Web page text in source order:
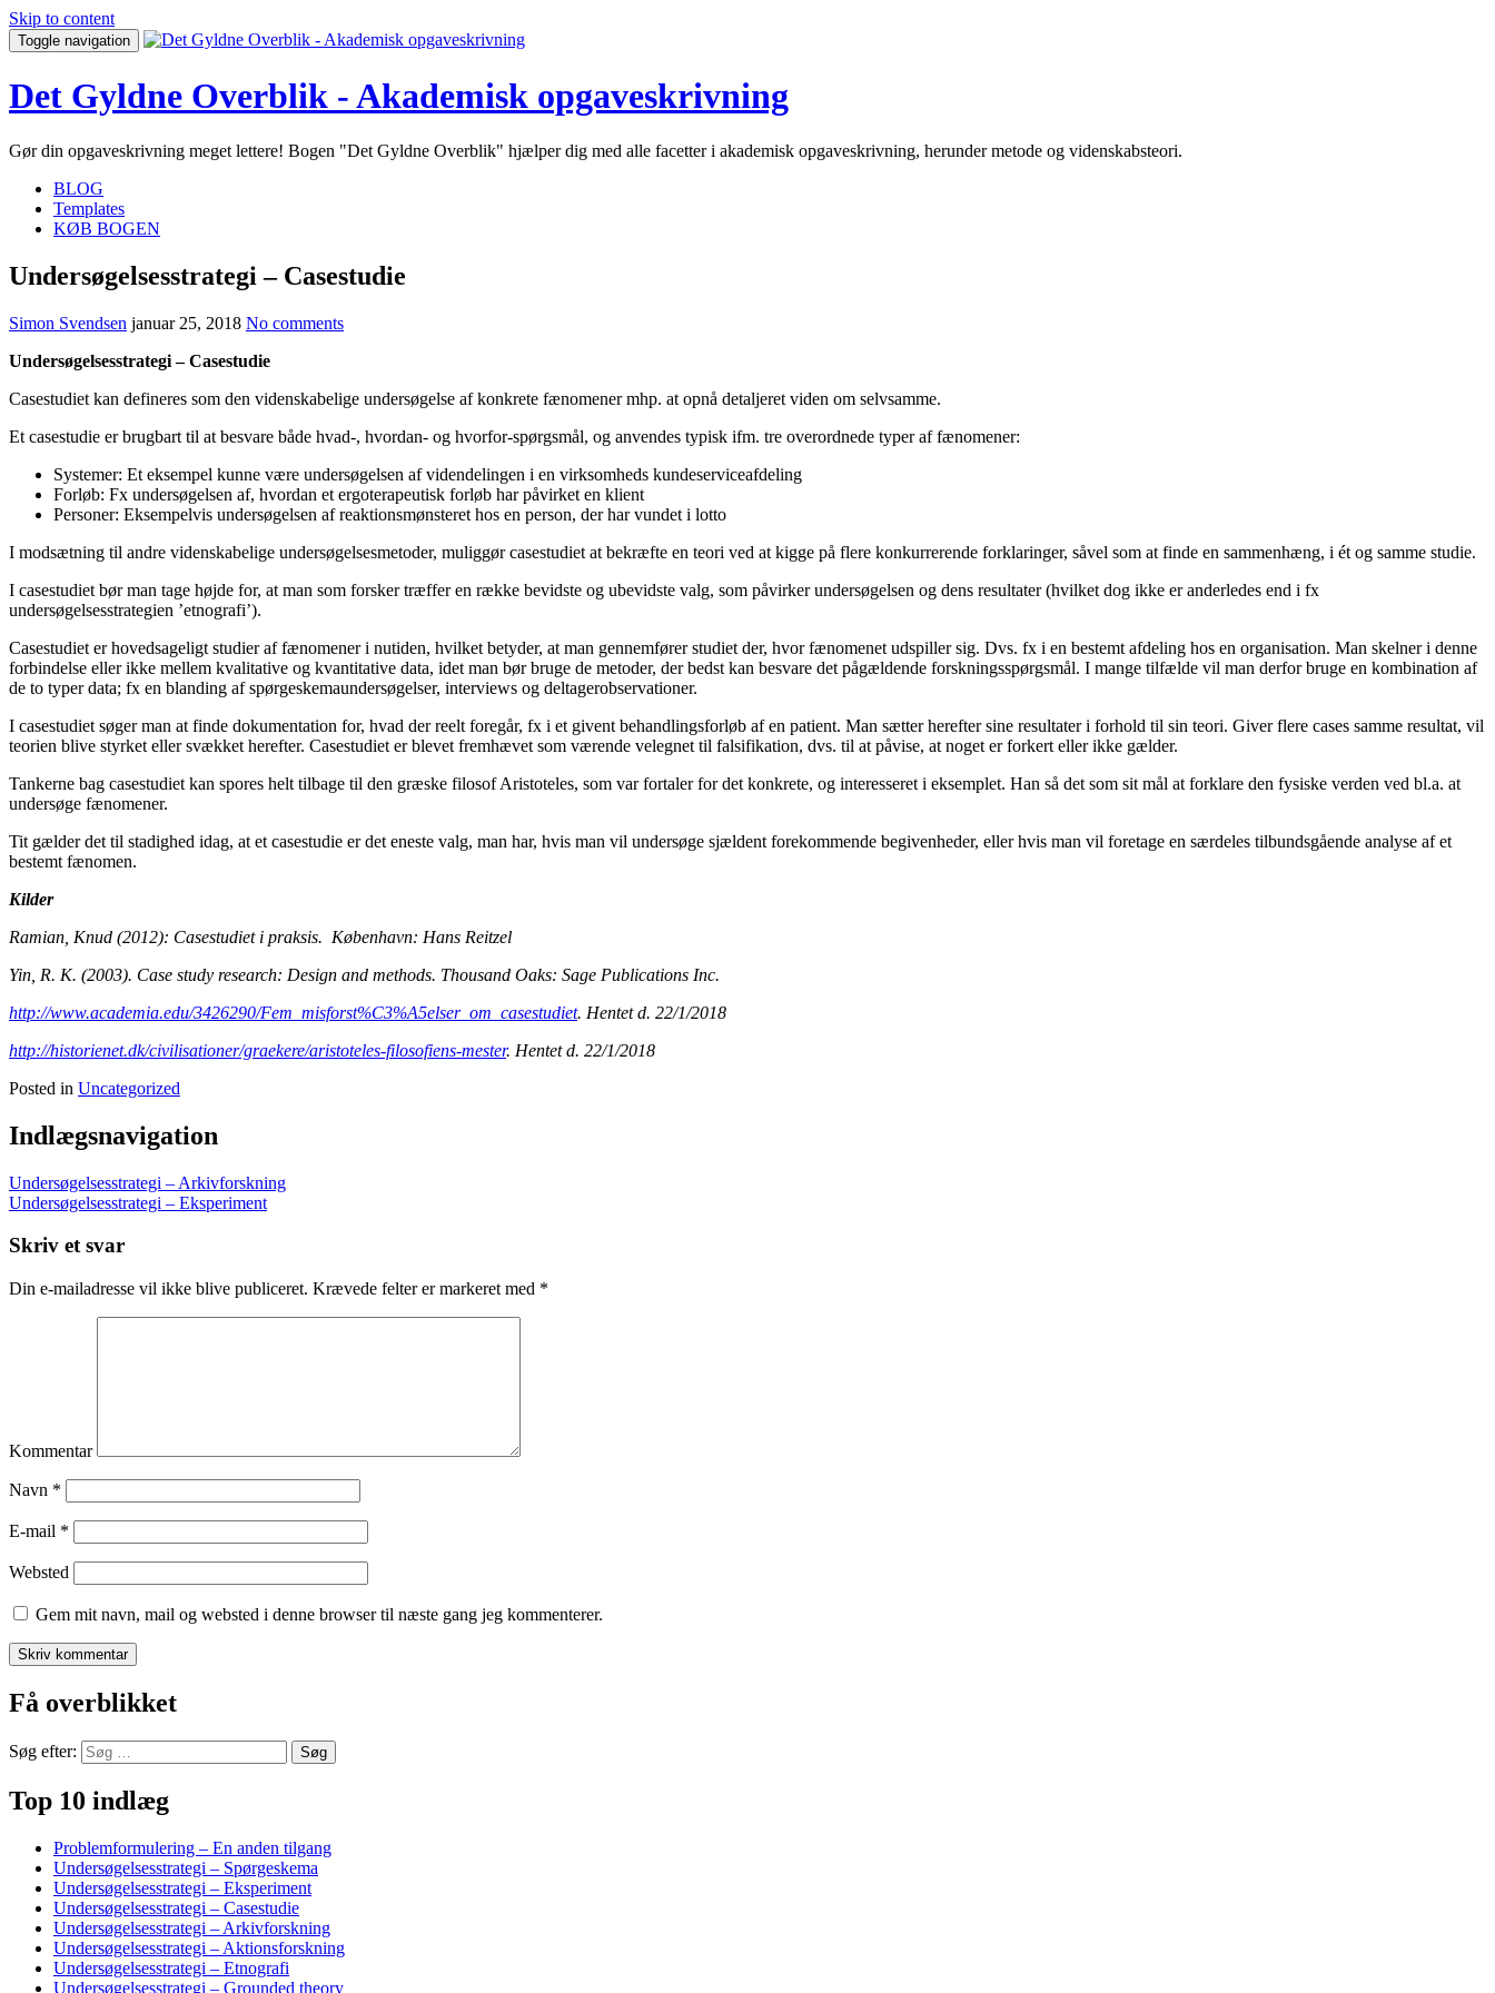
Skip to content
Toggle navigation
Det Gyldne Overblik - Akademisk opgaveskrivning
Gør din opgaveskrivning meget lettere! Bogen "Det Gyldne Overblik" hjælper dig med alle facetter i akademisk opgaveskrivning, herunder metode og videnskabsteori.
BLOG
Templates
KØB BOGEN
Undersøgelsesstrategi – Casestudie
Simon Svendsen januar 25, 2018 No comments
Undersøgelsesstrategi – Casestudie
Casestudiet kan defineres som den videnskabelige undersøgelse af konkrete fænomener mhp. at opnå detaljeret viden om selvsamme.
Et casestudie er brugbart til at besvare både hvad-, hvordan- og hvorfor-spørgsmål, og anvendes typisk ifm. tre overordnede typer af fænomener:
Systemer: Et eksempel kunne være undersøgelsen af videndelingen i en virksomheds kundeserviceafdeling
Forløb: Fx undersøgelsen af, hvordan et ergoterapeutisk forløb har påvirket en klient
Personer: Eksempelvis undersøgelsen af reaktionsmønsteret hos en person, der har vundet i lotto
I modsætning til andre videnskabelige undersøgelsesmetoder, muliggør casestudiet at bekræfte en teori ved at kigge på flere konkurrerende forklaringer, såvel som at finde en sammenhæng, i ét og samme studie.
I casestudiet bør man tage højde for, at man som forsker træffer en række bevidste og ubevidste valg, som påvirker undersøgelsen og dens resultater (hvilket dog ikke er anderledes end i fx
undersøgelsesstrategien ’etnografi’).
Casestudiet er hovedsageligt studier af fænomener i nutiden, hvilket betyder, at man gennemfører studiet der, hvor fænomenet udspiller sig. Dvs. fx i en bestemt afdeling hos en organisation. Man skelner i denne
forbindelse eller ikke mellem kvalitative og kvantitative data, idet man bør bruge de metoder, der bedst kan besvare det pågældende forskningsspørgsmål. I mange tilfælde vil man derfor bruge en kombination af
de to typer data; fx en blanding af spørgeskemaundersøgelser, interviews og deltagerobservationer.
I casestudiet søger man at finde dokumentation for, hvad der reelt foregår, fx i et givent behandlingsforløb af en patient. Man sætter herefter sine resultater i forhold til sin teori. Giver flere cases samme resultat, vil
teorien blive styrket eller svækket herefter. Casestudiet er blevet fremhævet som værende velegnet til falsifikation, dvs. til at påvise, at noget er forkert eller ikke gælder.
Tankerne bag casestudiet kan spores helt tilbage til den græske filosof Aristoteles, som var fortaler for det konkrete, og interesseret i eksemplet. Han så det som sit mål at forklare den fysiske verden ved bl.a. at
undersøge fænomener.
Tit gælder det til stadighed idag, at et casestudie er det eneste valg, man har, hvis man vil undersøge sjældent forekommende begivenheder, eller hvis man vil foretage en særdeles tilbundsgående analyse af et
bestemt fænomen.
Kilder
Ramian, Knud (2012): Casestudiet i praksis. København: Hans Reitzel
Yin, R. K. (2003). Case study research: Design and methods. Thousand Oaks: Sage Publications Inc.
http://www.academia.edu/3426290/Fem_misforst%C3%A5elser_om_casestudiet. Hentet d. 22/1/2018
http://historienet.dk/civilisationer/graekere/aristoteles-filosofiens-mester. Hentet d. 22/1/2018
Posted in Uncategorized
Indlægsnavigation
Undersøgelsesstrategi – Arkivforskning
Undersøgelsesstrategi – Eksperiment
Skriv et svar
Din e-mailadresse vil ikke blive publiceret. Krævede felter er markeret med *
Kommentar
Navn *
E-mail *
Websted
Gem mit navn, mail og websted i denne browser til næste gang jeg kommenterer.
Få overblikket
Søg efter:
Top 10 indlæg
Problemformulering – En anden tilgang
Undersøgelsesstrategi – Spørgeskema
Undersøgelsesstrategi – Eksperiment
Undersøgelsesstrategi – Casestudie
Undersøgelsesstrategi – Arkivforskning
Undersøgelsesstrategi – Aktionsforskning
Undersøgelsesstrategi – Etnografi
Undersøgelsesstrategi – Grounded theory